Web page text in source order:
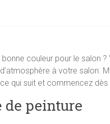
couleur pour le salon
à votre salon.
qui suit et commencez dès
de peinture